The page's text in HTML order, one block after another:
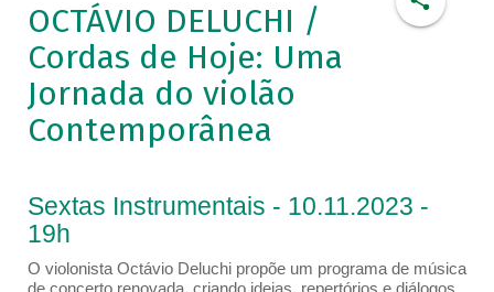
OCTÁVIO DELUCHI /
Cordas de Hoje: Uma
Jornada do violão
Contemporânea
Sextas Instrumentais - 10.11.2023 -
19h
O violonista Octávio Deluchi propõe um programa de música